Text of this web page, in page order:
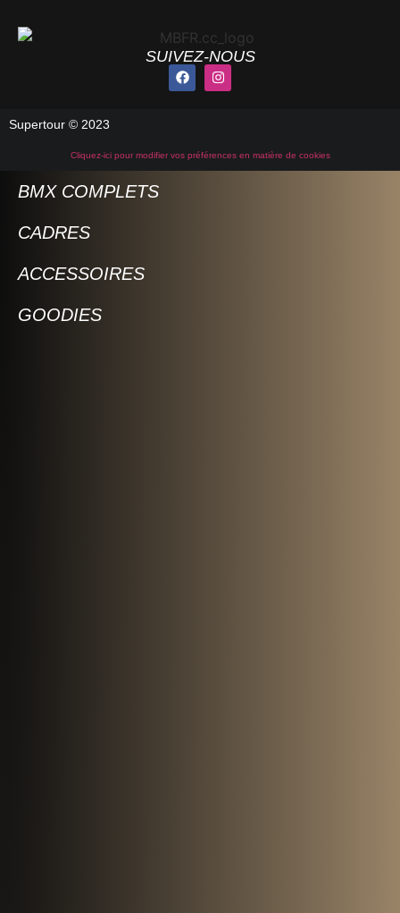
SUIVEZ-NOUS
Supertour © 2023
Cliquez-ici pour modifier vos préférences en matière de cookies
BMX COMPLETS
CADRES
ACCESSOIRES
GOODIES